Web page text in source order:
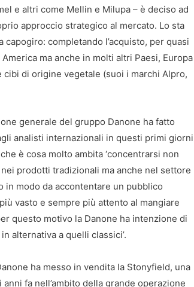
e altri come Mellin e Milupa – è deciso ad
approccio strategico al mercato. Lo sta
capogiro: completando l’acquisto, per quasi
ma anche in molti altri Paesi, Europa
di origine vegetale (suoi i marchi Alpro,
generale del gruppo Danone ha fatto
analisti internazionali in questi primi giorni
è cosa molto ambita ‘concentrarsi non
prodotti tradizionali ma anche nel settore
in modo da accontentare un pubblico
vasto e sempre più attento al mangiare
questo motivo la Danone ha intenzione di
alternativa a quelli classici’.
ha messo in vendita la Stonyfield, una
fa nell’ambito della grande operazione